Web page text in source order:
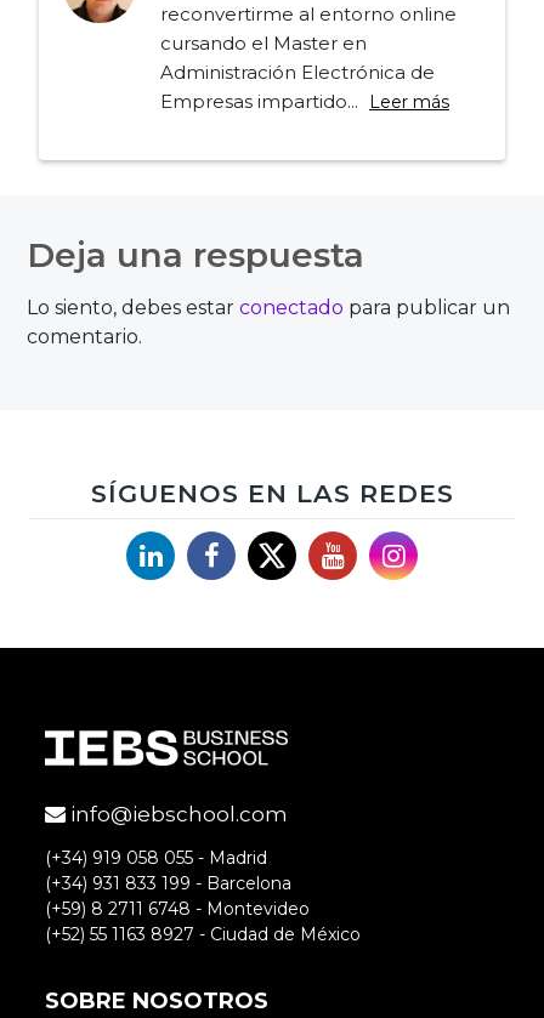
reconvertirme al entorno online
cursando el Master en
Administración Electrónica de
Empresas impartido...
Leer más
de
entradas
Deja una respuesta
Lo siento, debes estarconectado para publicar un
comentario.
SÍGUENOS EN LAS REDES
LinkedinFacebook
X YouTubeInstagram
info@iebschool.com
(+34) 919 058 055 - Madrid
(+34) 931 833 199 - Barcelona
(+59) 8 2711 6748 - Montevideo
(+52) 55 1163 8927 - Ciudad de México
SOBRE NOSOTROS